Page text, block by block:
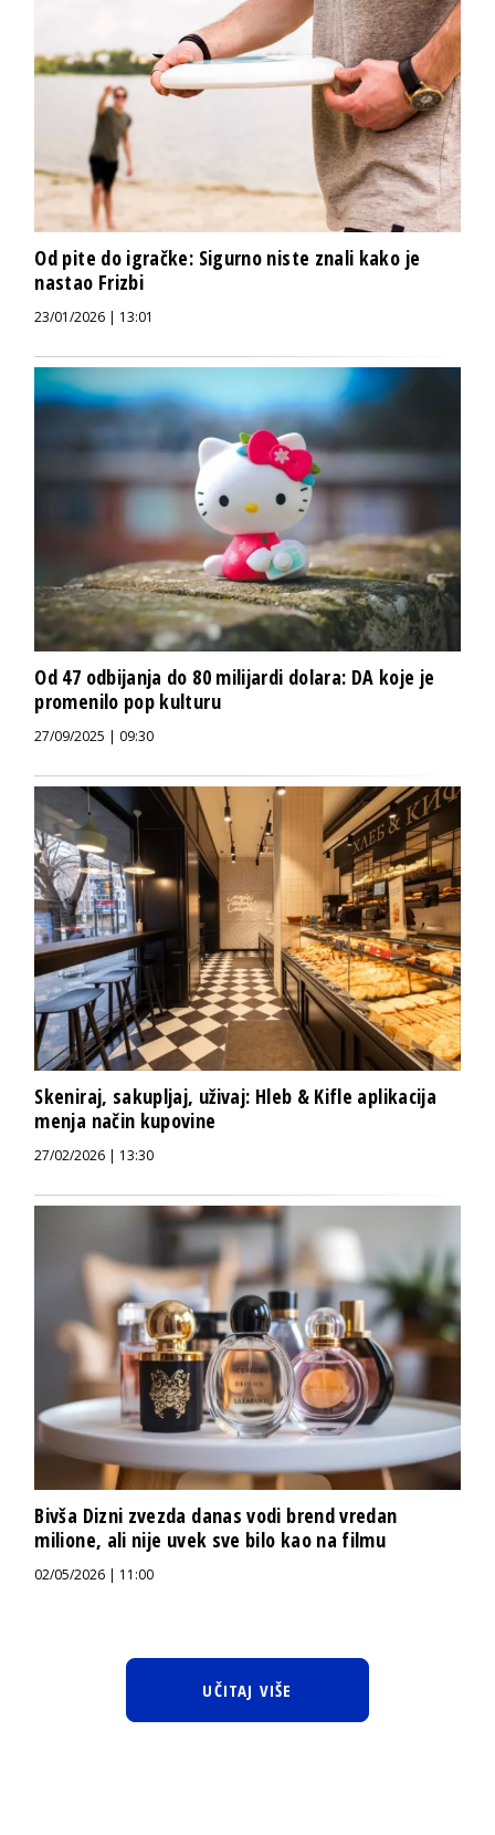
Od pite do igračke: Sigurno niste znali kako je
nastao Frizbi
23/01/2026 | 13:01
Od 47 odbijanja do 80 milijardi dolara: DA koje je
promenilo pop kulturu
27/09/2025 | 09:30
Skeniraj, sakupljaj, uživaj: Hleb & Kifle aplikacija
menja način kupovine
27/02/2026 | 13:30
Bivša Dizni zvezda danas vodi brend vredan
milione, ali nije uvek sve bilo kao na filmu
02/05/2026 | 11:00
UČITAJ VIŠE